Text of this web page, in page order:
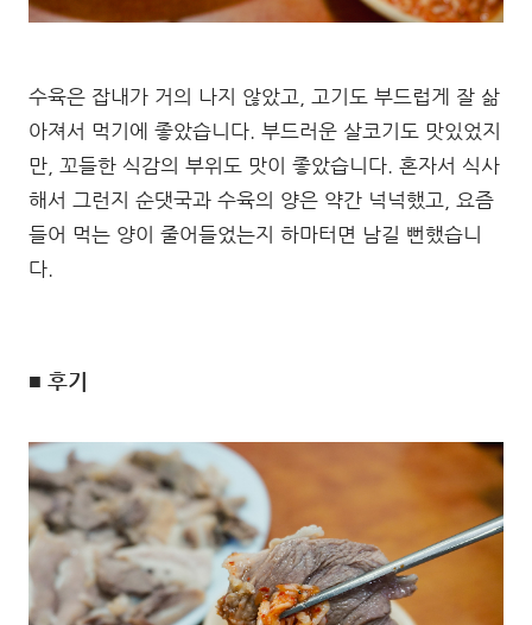
수육은 잡내가 거의 나지 않았고, 고기도 부드럽게 잘 삶
아져서 먹기에 좋았습니다. 부드러운 살코기도 맛있었지
만, 꼬들한 식감의 부위도 맛이 좋았습니다. 혼자서 식사
해서 그런지 순댓국과 수육의 양은 약간 넉넉했고, 요즘
들어 먹는 양이 줄어들었는지 하마터면 남길 뻔했습니
다.
■ 후기